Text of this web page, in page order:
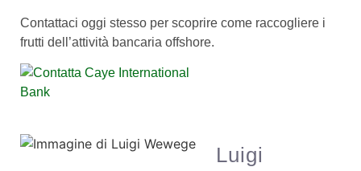
Contattaci oggi stesso per scoprire come raccogliere i
frutti dell’attività bancaria offshore.
Luigi